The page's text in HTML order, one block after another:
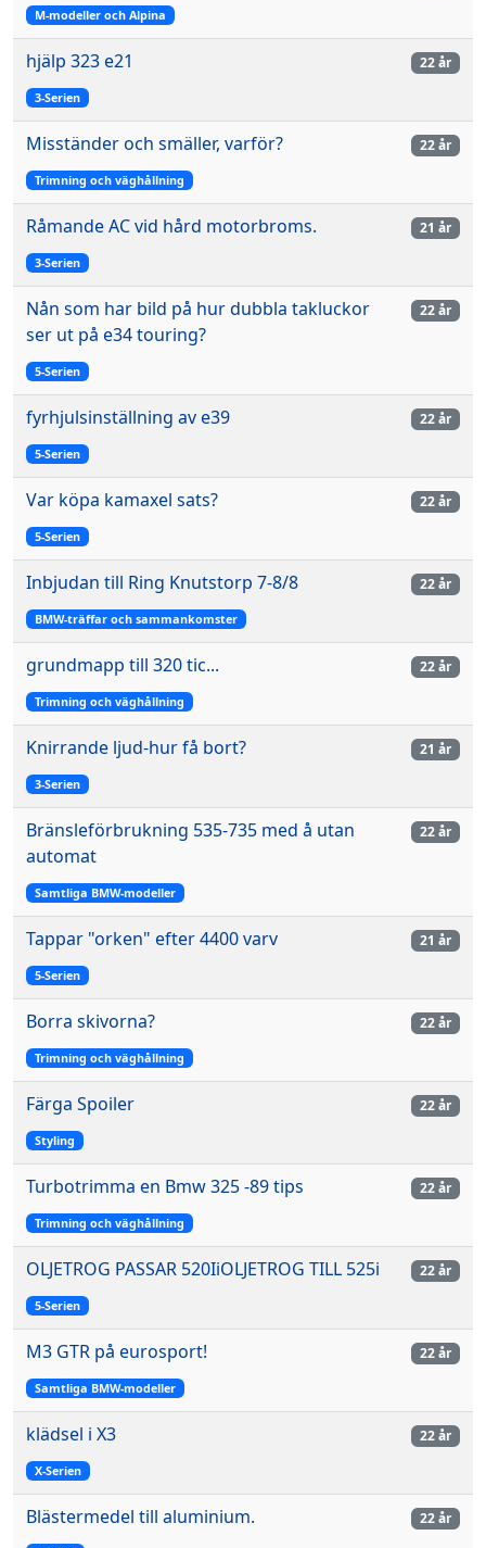
M-modeller och Alpina
hjälp 323 e21
3-Serien
22 år
Misständer och smäller, varför?
Trimning och väghållning
22 år
Råmande AC vid hård motorbroms.
3-Serien
21 år
Nån som har bild på hur dubbla takluckor
ser ut på e34 touring?
5-Serien
22 år
fyrhjulsinställning av e39
5-Serien
22 år
Var köpa kamaxel sats?
5-Serien
22 år
Inbjudan till Ring Knutstorp 7-8/8
BMW-träffar och sammankomster
22 år
grundmapp till 320 tic...
Trimning och väghållning
22 år
Knirrande ljud-hur få bort?
3-Serien
21 år
Bränsleförbrukning 535-735 med å utan
automat
Samtliga BMW-modeller
22 år
Tappar "orken" efter 4400 varv
5-Serien
21 år
Borra skivorna?
Trimning och väghållning
22 år
Färga Spoiler
Styling
22 år
Turbotrimma en Bmw 325 -89 tips
Trimning och väghållning
22 år
OLJETROG PASSAR 520IiOLJETROG TILL 525i
5-Serien
22 år
M3 GTR på eurosport!
Samtliga BMW-modeller
22 år
klädsel i X3
X-Serien
22 år
Blästermedel till aluminium. 22 år